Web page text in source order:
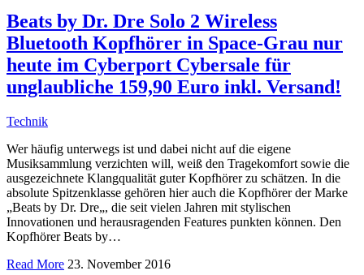
Beats by Dr. Dre Solo 2 Wireless
Bluetooth Kopfhörer in Space-Grau nur
heute im Cyberport Cybersale für
unglaubliche 159,90 Euro inkl. Versand!
Technik
Wer häufig unterwegs ist und dabei nicht auf die eigene
Musiksammlung verzichten will, weiß den Tragekomfort sowie die
ausgezeichnete Klangqualität guter Kopfhörer zu schätzen. In die
absolute Spitzenklasse gehören hier auch die Kopfhörer der Marke
„Beats by Dr. Dre„, die seit vielen Jahren mit stylischen
Innovationen und herausragenden Features punkten können. Den
Kopfhörer Beats by…
Read More 23. November 2016